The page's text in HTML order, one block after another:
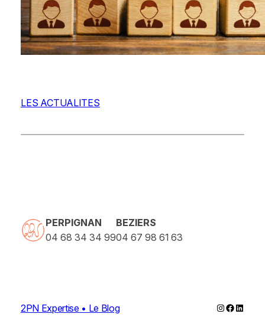
LES ACTUALITES
PERPIGNAN
04 68 34 34 99
BEZIERS
04 67 98 61 63
2PN Expertise • Le Blog Instagram